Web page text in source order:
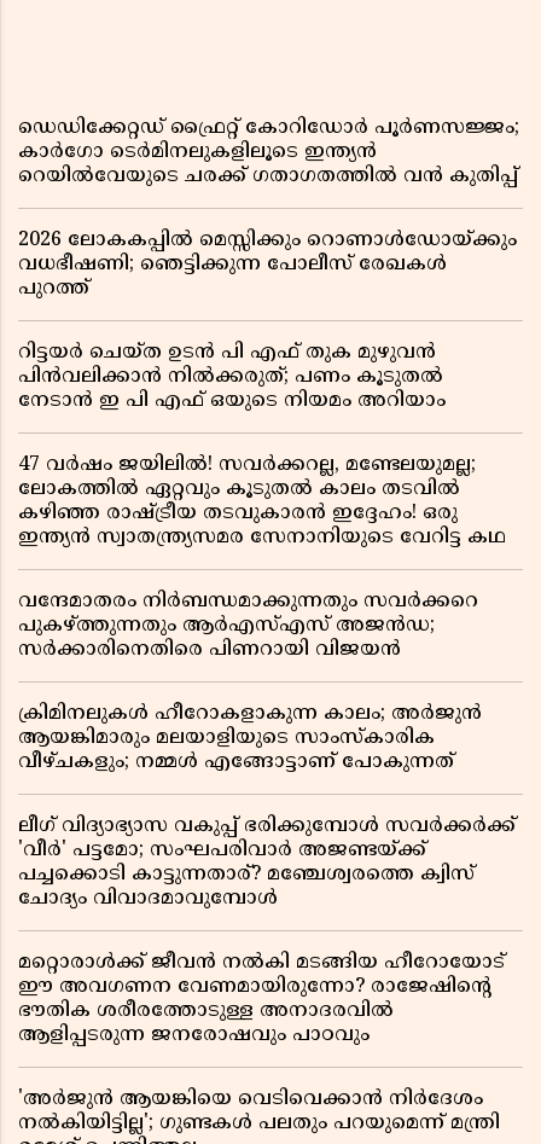
ഡെഡിക്കേറ്റഡ് ഫ്രൈറ്റ് കോറിഡോർ പൂർണസജ്ജം;
കാർഗോ ടെർമിനലുകളിലൂടെ ഇന്ത്യൻ
റെയിൽവേയുടെ ചരക്ക് ഗതാഗതത്തിൽ വൻ കുതിപ്പ്
2026 ലോകകപ്പിൽ മെസ്സിക്കും റൊണാൾഡോയ്ക്കും
വധഭീഷണി; ഞെട്ടിക്കുന്ന പോലീസ് രേഖകൾ
പുറത്ത്
റിട്ടയർ ചെയ്ത ഉടൻ പി എഫ് തുക മുഴുവൻ
പിൻവലിക്കാൻ നിൽക്കരുത്; പണം കൂടുതൽ
നേടാൻ ഇ പി എഫ് ഒയുടെ നിയമം അറിയാം
47 വർഷം ജയിലിൽ! സവർക്കറല്ല, മണ്ടേലയുമല്ല;
ലോകത്തിൽ ഏറ്റവും കൂടുതൽ കാലം തടവിൽ
കഴിഞ്ഞ രാഷ്ട്രീയ തടവുകാരൻ ഇദ്ദേഹം! ഒരു
ഇന്ത്യൻ സ്വാതന്ത്ര്യസമര സേനാനിയുടെ വേറിട്ട കഥ
വന്ദേമാതരം നിർബന്ധമാക്കുന്നതും സവർക്കറെ
പുകഴ്ത്തുന്നതും ആർഎസ്എസ് അജൻഡ;
സർക്കാരിനെതിരെ പിണറായി വിജയൻ
ക്രിമിനലുകൾ ഹീറോകളാകുന്ന കാലം; അർജുൻ
ആയങ്കിമാരും മലയാളിയുടെ സാംസ്കാരിക
വീഴ്ചകളും; നമ്മൾ എങ്ങോട്ടാണ് പോകുന്നത്
ലീഗ് വിദ്യാഭ്യാസ വകുപ്പ് ഭരിക്കുമ്പോൾ സവർക്കർക്ക്
'വീർ' പട്ടമോ; സംഘപരിവാർ അജണ്ടയ്ക്ക്
പച്ചക്കൊടി കാട്ടുന്നതാര്? മഞ്ചേശ്വരത്തെ ക്വിസ്
ചോദ്യം വിവാദമാവുമ്പോൾ
മറ്റൊരാൾക്ക് ജീവൻ നൽകി മടങ്ങിയ ഹീറോയോട്
ഈ അവഗണന വേണമായിരുന്നോ? രാജേഷിൻ്റെ
ഭൗതിക ശരീരത്തോടുള്ള അനാദരവിൽ
ആളിപ്പടരുന്ന ജനരോഷവും പാഠവും
'അർജുൻ ആയങ്കിയെ വെടിവെക്കാൻ നിർദേശം
നൽകിയിട്ടില്ല'; ഗുണ്ടകൾ പലതും പറയുമെന്ന് മന്ത്രി